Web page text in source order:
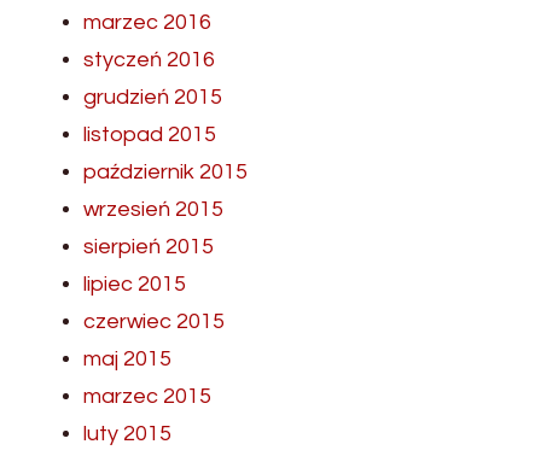
marzec 2016
styczeń 2016
grudzień 2015
listopad 2015
październik 2015
wrzesień 2015
sierpień 2015
lipiec 2015
czerwiec 2015
maj 2015
marzec 2015
luty 2015